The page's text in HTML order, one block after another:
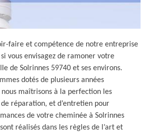
faire et compétence de notre entreprise
vous envisagez de ramoner votre
de Solrinnes 59740 et ses environs.
dotés de plusieurs années
nous maîtrisons à la perfection les
réparation, et d’entretien pour
de votre cheminée à Solrinnes
réalisés dans les règles de l’art et